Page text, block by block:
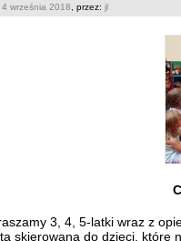
4 września 2018 , przez: jl
3, 4, 5-latki wraz z
skierowana do dzieci, które